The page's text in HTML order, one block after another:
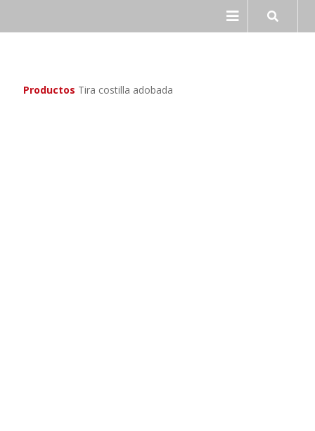
a
al
Productos Tira costilla adobada